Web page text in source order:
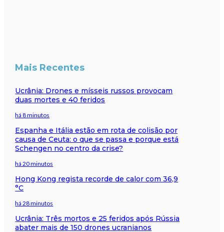
Mais Recentes
Ucrânia: Drones e mísseis russos provocam
duas mortes e 40 feridos
há 8 minutos
Espanha e Itália estão em rota de colisão por
causa de Ceuta: o que se passa e porque está
Schengen no centro da crise?
há 20 minutos
Hong Kong regista recorde de calor com 36,9
°C
há 28 minutos
Ucrânia: Três mortos e 25 feridos após Rússia
abater mais de 150 drones ucranianos